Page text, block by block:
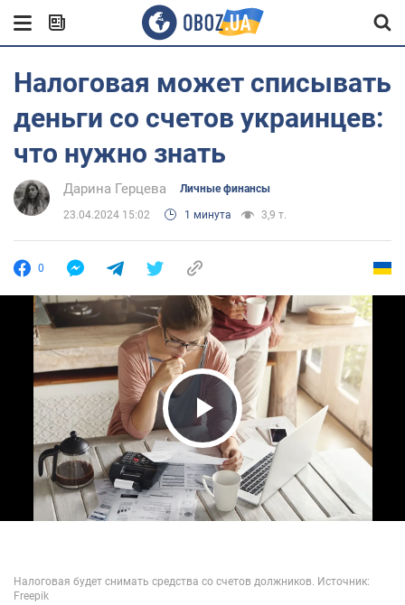
Налоговая может списывать
деньги со счетов украинцев:
что нужно знать
Дарина Герцева Личные финансы
23.04.2024 15:02 1 минута 3,9 т.
0
Play Video